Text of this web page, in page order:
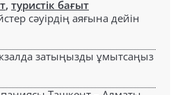
, туристік бағыт
сәуірдің аяғына дейін
затыңызды ұмытсаңыз